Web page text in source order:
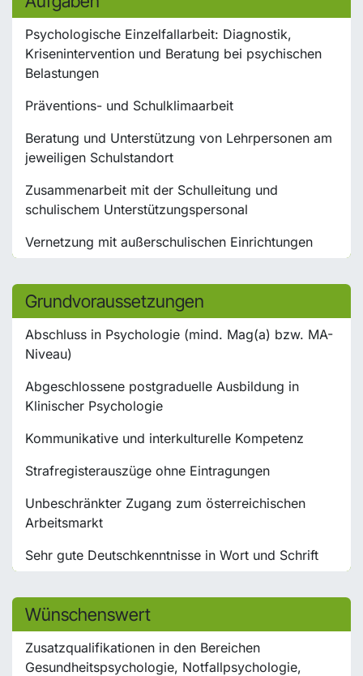
Psychologische Einzelfallarbeit: Diagnostik,
Krisenintervention und Beratung bei psychischen
Belastungen
Präventions- und Schulklimaarbeit
Beratung und Unterstützung von Lehrpersonen am
jeweiligen Schulstandort
Zusammenarbeit mit der Schulleitung und
schulischem Unterstützungspersonal
Vernetzung mit außerschulischen Einrichtungen
Grundvoraussetzungen
Abschluss in Psychologie (mind. Mag(a) bzw. MA-
Niveau)
Abgeschlossene postgraduelle Ausbildung in
Klinischer Psychologie
Kommunikative und interkulturelle Kompetenz
Strafregisterauszüge ohne Eintragungen
Unbeschränkter Zugang zum österreichischen
Arbeitsmarkt
Sehr gute Deutschkenntnisse in Wort und Schrift
Wünschenswert
Zusatzqualifikationen in den Bereichen
Gesundheitspsychologie, Notfallpsychologie,